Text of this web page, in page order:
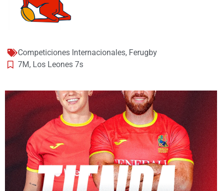
Competiciones Internacionales, Ferugby
7M, Los Leones 7s